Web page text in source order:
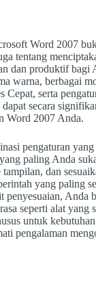
Word 2007
tentang
dan produktif bagi
warna, berbagai
Cepat, serta
secara
Word 2007 Anda.
pengaturan yang
paling Anda
dan
yang paling
penyesuaian, Anda
seperti alat yang
untuk
pengalaman